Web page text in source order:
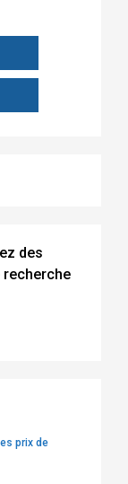
des
prix de